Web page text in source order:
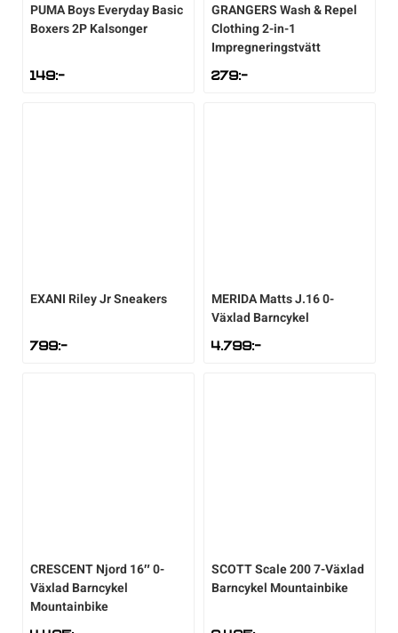
PUMABoys Everyday Basic
Boxers 2P Kalsonger
149:-
GRANGERSWash & Repel
Clothing 2-in-1
Impregneringstvätt
279:-
EXANI Riley Jr Sneakers
799:-
MERIDAMatts J.16 0-
Växlad Barncykel
4.799:-
CRESCENTNjord 16″ 0-
Växlad Barncykel
Mountainbike
SCOTTScale 200 7-Växlad
Barncykel Mountainbike